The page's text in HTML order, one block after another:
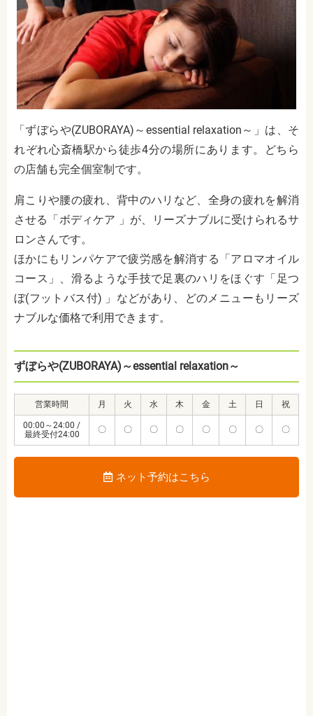
「ずぼらや(ZUBORAYA)～essential relaxation～」は、そ
れぞれ心斎橋駅から徒歩4分の場所にあります。どちら
の店舗も完全個室制です。
肩こりや腰の疲れ、背中のハリなど、全身の疲れを解消
させる「ボディケア 」が、リーズナブルに受けられるサ
ロンさんです。
ほかにもリンパケアで疲労感を解消する「アロマオイル
コース」、滑るような手技で足裏のハリをほぐす「足つ
ぼ(フットバス付) 」などがあり、どのメニューもリーズ
ナブルな価格で利用できます。
ずぼらや(ZUBORAYA)～essential relaxation～
営業時間 月 火 水 木 金 土 日 祝
00:00～24:00 /
最終受付24:00
〇 〇 〇 〇 〇 〇 〇 〇
ネット予約はこちら